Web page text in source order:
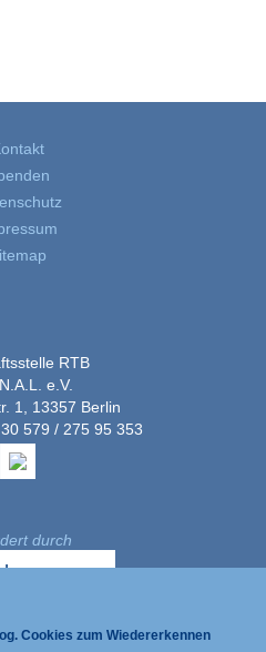
RTB
e.V.
1, 13357 Berlin
579 / 275 95 353
durch
Cookies zum Wiedererkennen